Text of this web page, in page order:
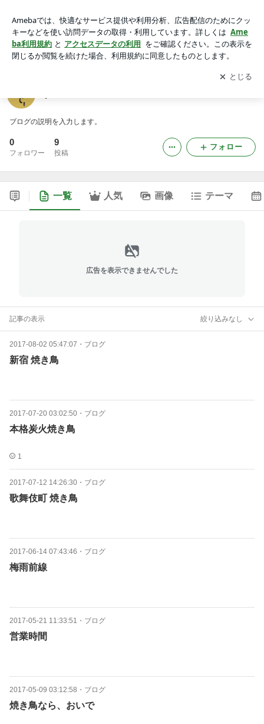
アプリをダウンロードして ブログの更新通知
を受け取りまし
ょう。
開く
ブログの説明を入力します。
0
フォロワー
9
投稿
フォロー
一覧 人気 画像 テーマ
広告を表示できませんでした
記事の表示 絞り込みなし
2017-08-02 05:47:07 ・ ブログ
新宿 焼き鳥
2017-07-20 03:02:50 ・ ブログ
本格炭火焼き鳥
1
2017-07-12 14:26:30 ・ ブログ
歌舞伎町 焼き鳥
2017-06-14 07:43:46 ・ ブログ
梅雨前線
2017-05-21 11:33:51 ・ ブログ
営業時間
2017-05-09 03:12:58 ・ ブログ
焼き鳥なら、おいで